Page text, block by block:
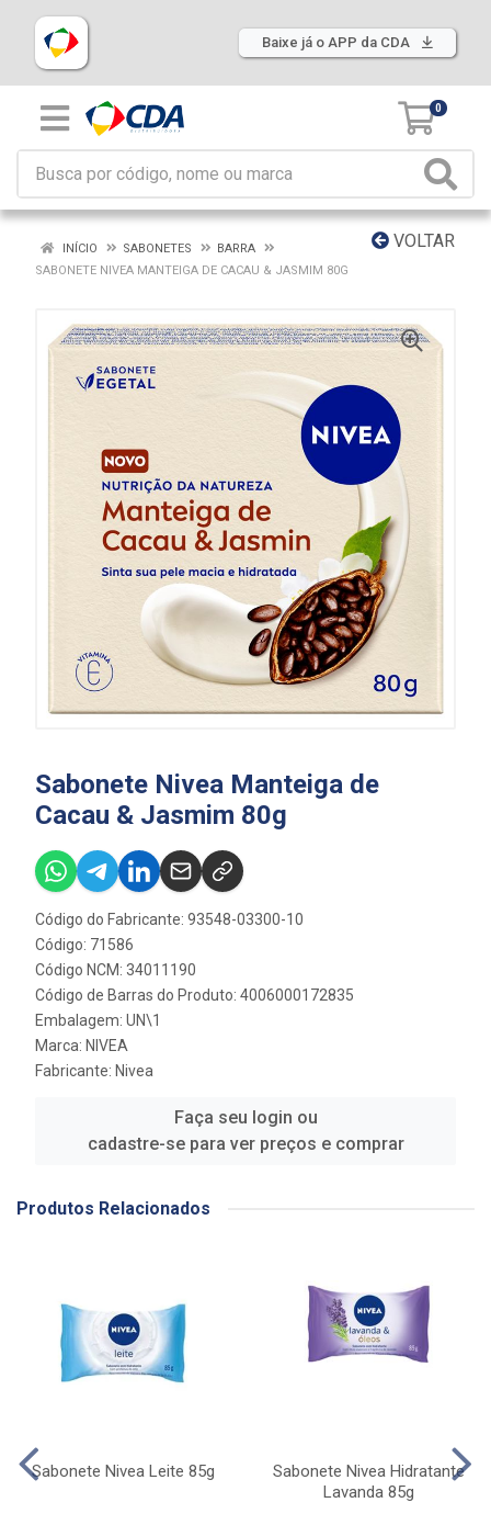
Baixe já o APP da CDA
0
VOLTAR
INÍCIO SABONETES
BARRA
SABONETE NIVEA MANTEIGA DE CACAU & JASMIM 80G
Sabonete Nivea Manteiga de
Cacau & Jasmim 80g
Código do Fabricante: 93548-03300-10
Código: 71586
Código NCM: 34011190
Código de Barras do Produto: 4006000172835
Embalagem: UN\1
Marca: NIVEA
Fabricante: Nivea
Faça seu login ou
cadastre-se para ver preços e comprar
Produtos Relacionados
Sabonete Nivea Leite 85g
Sabonete Nivea Hidratante
Lavanda 85g